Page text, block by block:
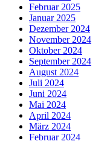
Februar 2025
Januar 2025
Dezember 2024
November 2024
Oktober 2024
September 2024
August 2024
Juli 2024
Juni 2024
Mai 2024
April 2024
März 2024
Februar 2024